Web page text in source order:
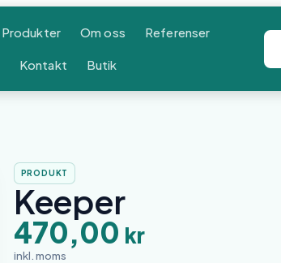
Produkter Om oss Referenser
Kontakt Butik
PRODUKT
Keeper
470,00 kr
inkl. moms